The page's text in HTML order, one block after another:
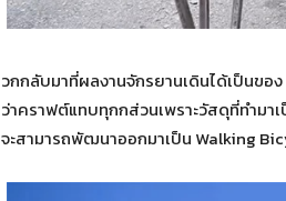
วกกลับมาที่ผลงานจักรยานเดินได้เป็นของ
ว่าคราฟต์แทบทุกกส่วนเพราะวัสดุที่ทำมา
จะสามารถพัฒนาออกมาเป็น Walking